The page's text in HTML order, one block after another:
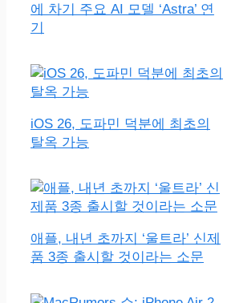
에 차기 주요 AI 모델 ‘Astra’ 연
기
iOS 26, 도파민 덕분에 최초의
탈옥 가능
애플, 내년 초까지 ‘울트라’ 신제
품 3종 출시할 것이라는 소문